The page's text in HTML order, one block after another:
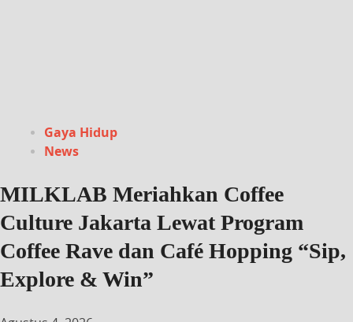
Gaya Hidup
News
MILKLAB Meriahkan Coffee
Culture Jakarta Lewat Program
Coffee Rave dan Café Hopping “Sip,
Explore & Win”